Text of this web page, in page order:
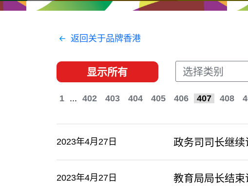
返回关于品牌香港
显示所有 选择类别
1 ... 402 403 404 405 406 407 408
2023年4月27日 政务司司长继续
2023年4月27日 教育局局长结